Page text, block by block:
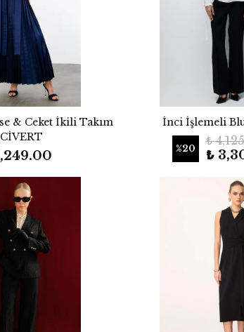
& Ceket İkili Takım
İnci İşlemeli
%20
₺
₺